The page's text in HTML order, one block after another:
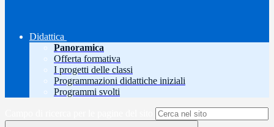
Didattica
Panoramica
Offerta formativa
I progetti delle classi
Programmazioni didattiche iniziali
Programmi svolti